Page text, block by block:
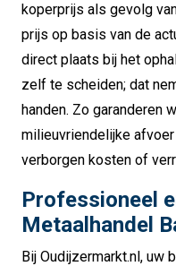
koperprijs als gevolg
prijs op basis van de
direct plaats bij het
zelf te scheiden; dat
handen. Zo garanderen
milieuvriendelijke
verborgen kosten of
Professioneel
Metaalhandel
Bij Oudijzermarkt.nl, uw